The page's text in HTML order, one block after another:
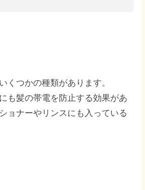
くつかの種類があります。
も髪の帯電を防止する効果があ
ョナーやリンスにも入っている